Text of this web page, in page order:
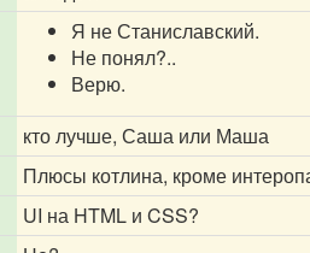
Я не Станиславский.
Не понял?..
Верю.
кто лучше, Саша или Маша
Плюсы котлина, кроме
UI на HTML и CSS?